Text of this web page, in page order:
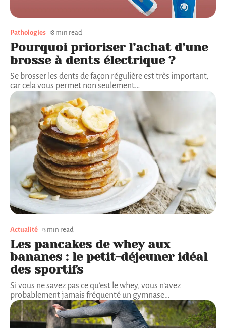
Pathologies 8 min read
Pourquoi prioriser l’achat d’une
brosse à dents électrique ?
Se brosser les dents de façon régulière est très important,
car cela vous permet non seulement…
Actualité 3 min read
Les pancakes de whey aux
bananes : le petit-déjeuner idéal
des sportifs
Si vous ne savez pas ce qu’est le whey, vous n’avez
probablement jamais fréquenté un gymnase…